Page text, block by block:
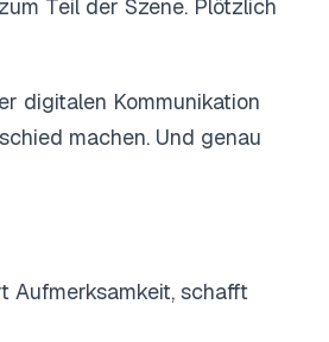
Teil der Szene. Plötzlich
digitalen Kommunikation
machen. Und genau
Aufmerksamkeit, schafft